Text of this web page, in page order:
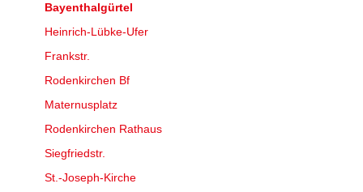
Bayenthalgürtel
Heinrich-Lübke-Ufer
Frankstr.
Rodenkirchen Bf
Maternusplatz
Rodenkirchen Rathaus
Siegfriedstr.
St.-Joseph-Kirche